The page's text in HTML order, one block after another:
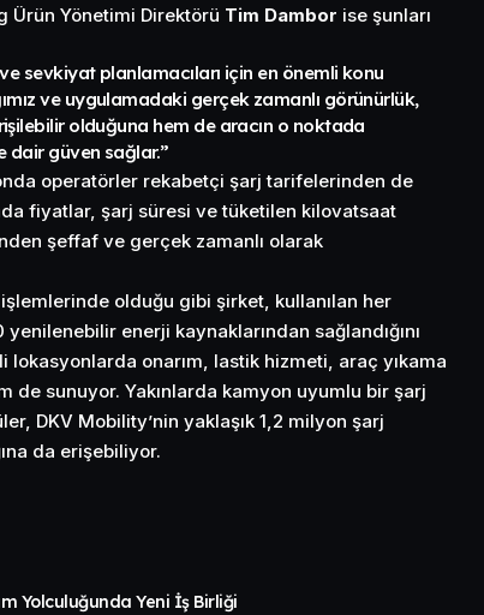
Ürün Yönetimi Direktörü Tim Dambor ise şunları
sevkiyat planlamacıları için en önemli konu
ve uygulamadaki gerçek zamanlı görünürlük,
olduğuna hem de aracın o noktada
dair güven sağlar.”
operatörler rekabetçi şarj tarifelerinden de
fiyatlar, şarj süresi ve tüketilen kilovatsaat
şeffaf ve gerçek zamanlı olarak
olduğu gibi şirket, kullanılan her
enerji kaynaklarından sağlandığını
lokasyonlarda onarım, lastik hizmeti, araç yıkama
de sunuyor. Yakınlarda kamyon uyumlu bir şarj
DKV Mobility’nin yaklaşık 1,2 milyon şarj
da erişebiliyor.
Yolculuğunda Yeni İş Birliği